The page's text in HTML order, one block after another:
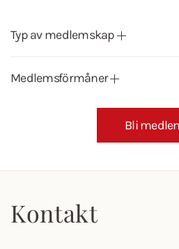
Typ av medlemskap
Medlemsförmåner
Bli
Kontakt